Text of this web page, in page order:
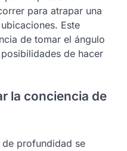
para atrapar una
Este
de tomar el ángulo
de hacer
la conciencia de
profundidad se